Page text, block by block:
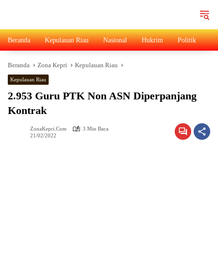
Beranda Kepulauan Riau Nasional Hukrim Politik
Beranda Zona Kepri Kepulauan Riau
Kepulauan Riau
2.953 Guru PTK Non ASN Diperpanjang
Kontrak
ZonaKepri.com
3 Min Baca
21/02/2022